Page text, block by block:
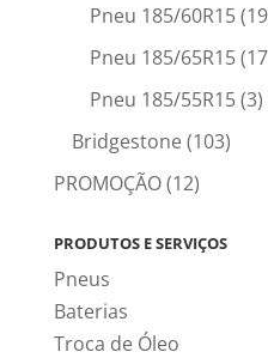
Pneu 185/60R15
Pneu 185/65R15
Pneu 185/55R15(3)
Bridgestone(103)
PROMOÇÃO(12)
PRODUTOS E SERVIÇOS
Pneus
Baterias
Troca de Óleo